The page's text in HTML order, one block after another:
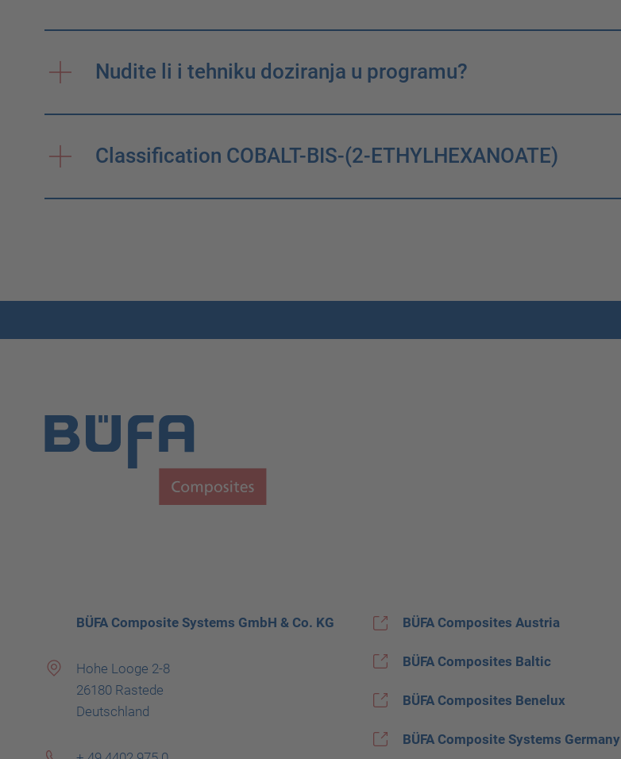
Nudite li i tehniku doziranja u programu?
Classification COBALT-BIS-(2-ETHYLHEXANOATE)
BÜFA Composite Systems GmbH & Co. KG
Hohe Looge 2-8
26180 Rastede
Deutschland
BÜFA Composites Austria
BÜFA Composites Baltic
BÜFA Composites Benelux
BÜFA Composite Systems Germany